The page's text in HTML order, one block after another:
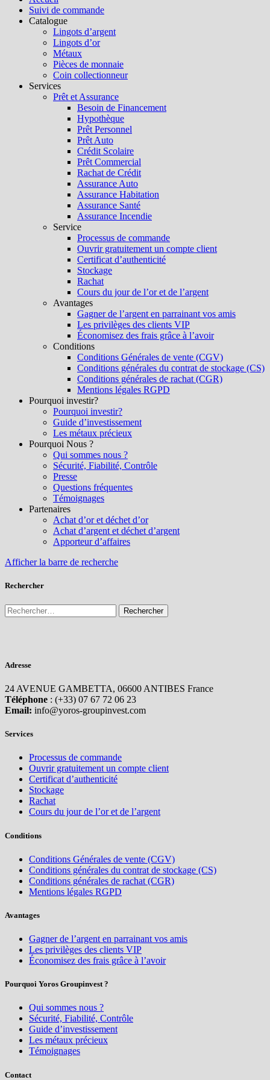
Suivi de commande
Catalogue
Lingots d’argent
Lingots d’or
Métaux
Pièces de monnaie
Coin collectionneur
Services
Prêt et Assurance
Besoin de Financement
Hypothèque
Prêt Personnel
Prêt Auto
Crédit Scolaire
Prêt Commercial
Rachat de Crédit
Assurance Auto
Assurance Habitation
Assurance Santé
Assurance Incendie
Service
Processus de commande
Ouvrir gratuitement un compte client
Certificat d’authenticité
Stockage
Rachat
Cours du jour de l’or et de l’argent
Avantages
Gagner de l’argent en parrainant vos amis
Les privilèges des clients VIP
Économisez des frais grâce à l’avoir
Conditions
Conditions Générales de vente (CGV)
Conditions générales du contrat de stockage (CS)
Conditions générales de rachat (CGR)
Mentions légales RGPD
Pourquoi investir?
Pourquoi investir?
Guide d’investissement
Les métaux précieux
Pourquoi Nous ?
Qui sommes nous ?
Sécurité, Fiabilité, Contrôle
Presse
Questions fréquentes
Témoignages
Partenaires
Achat d’or et déchet d’or
Achat d’argent et déchet d’argent
Apporteur d’affaires
Afficher la barre de recherche
Rechercher
Adresse
24 AVENUE GAMBETTA, 06600 ANTIBES France
Téléphone : (+33) 07 67 72 06 23
Email: info@yoros-groupinvest.com
Services
Processus de commande
Ouvrir gratuitement un compte client
Certificat d’authenticité
Stockage
Rachat
Cours du jour de l’or et de l’argent
Conditions
Conditions Générales de vente (CGV)
Conditions générales du contrat de stockage (CS)
Conditions générales de rachat (CGR)
Mentions légales RGPD
Avantages
Gagner de l’argent en parrainant vos amis
Les privilèges des clients VIP
Économisez des frais grâce à l’avoir
Pourquoi Yoros Groupinvest ?
Qui sommes nous ?
Sécurité, Fiabilité, Contrôle
Guide d’investissement
Les métaux précieux
Témoignages
Contact